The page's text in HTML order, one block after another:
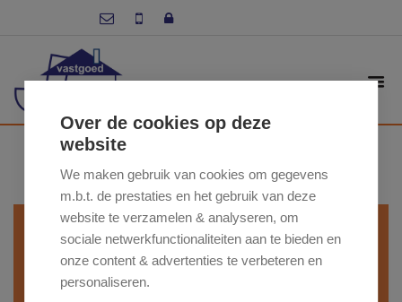
ZOEK IN ONS
AANBOD
- Gemeente -
- Type woning -
Over de cookies op deze
website
We maken gebruik van cookies om gegevens
m.b.t. de prestaties en het gebruik van deze
website te verzamelen & analyseren, om
sociale netwerkfunctionaliteiten aan te bieden en
onze content & advertenties te verbeteren en
personaliseren.